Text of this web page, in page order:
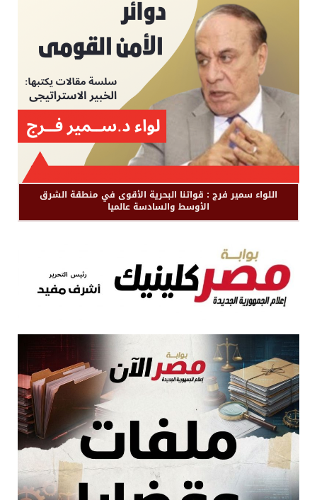
اللواء سمير فرج : قواتنا البحرية الأقوى في منطقة الشرق
الأوسط والسادسة عالميا